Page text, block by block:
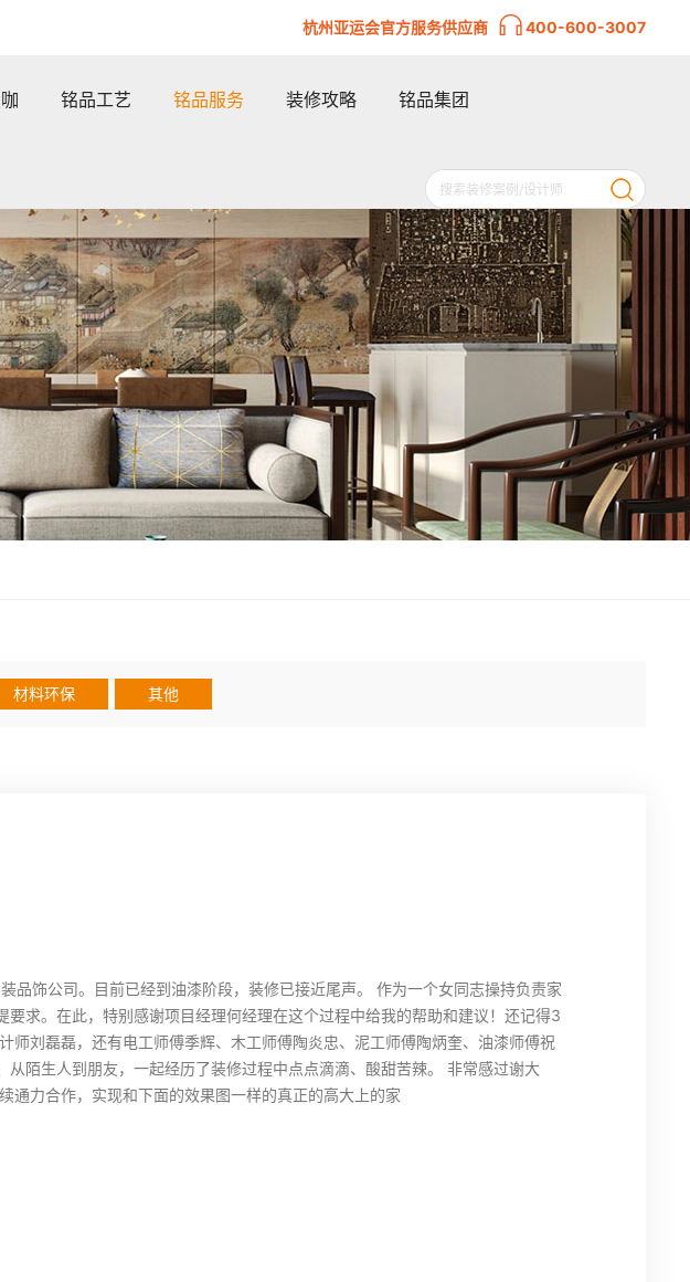
杭州亚运会官方服务供应商 400-600-3007
铭品工艺 铭品服务 装修攻略 铭品集团
材料环保 其他
饰公司。目前已经到油漆阶段，装修已接近尾声。 作为一个女同志操持负责家
求。在此，特别感谢项目经理何经理在这个过程中给我的帮助和建议！还记得3
刘磊磊，还有电工师傅季辉、木工师傅陶炎忠、泥工师傅陶炳奎、油漆师傅祝
陌生人到朋友，一起经历了装修过程中点点滴滴、酸甜苦辣。 非常感过谢大
通力合作，实现和下面的效果图一样的真正的高大上的家